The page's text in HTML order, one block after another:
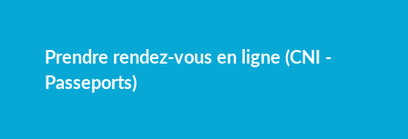
Prendre rendez-vous en ligne (CNI -
Passeports)